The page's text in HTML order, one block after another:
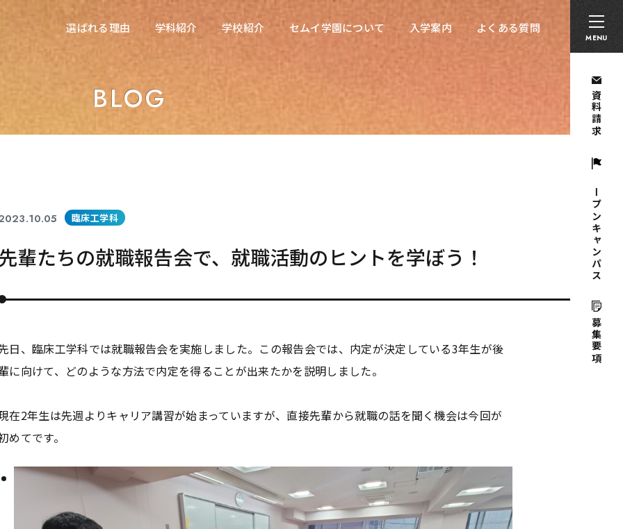
MENU
選ばれる理由 学科紹介 学校紹介 セムイ学園について 入学案内 よくある質問
資料請求
オープンキャンパス
募集要項
採用担当者の方へ 留学生の方へ
選ばれる理由 学科紹介 学校紹介
東海医療科学専門学校
東海歯科医療専門学校
セムイ学園について 入学案内 よくある質問
BLOG
臨床工学科
先輩たちの就職報告会で、就職活動のヒントを学ぼう！
日、臨床工学科では就職報告会を実施しました。この報告会では、内定が決定している3年生が後
に向けて、どのような方法で内定を得ることが出来たかを説明しました。
在2年生は先週よりキャリア講習が始まっていますが、直接先輩から就職の話を聞く機会は今回が
めてです。